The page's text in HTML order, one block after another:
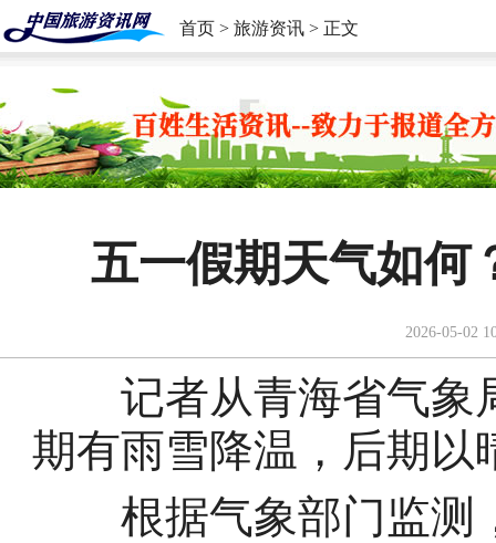
首页 > 旅游资讯 > 正文
五一假期天气如何
2026-05-02
记者从青海省气象
期有雨雪降温，后期以
根据气象部门监测